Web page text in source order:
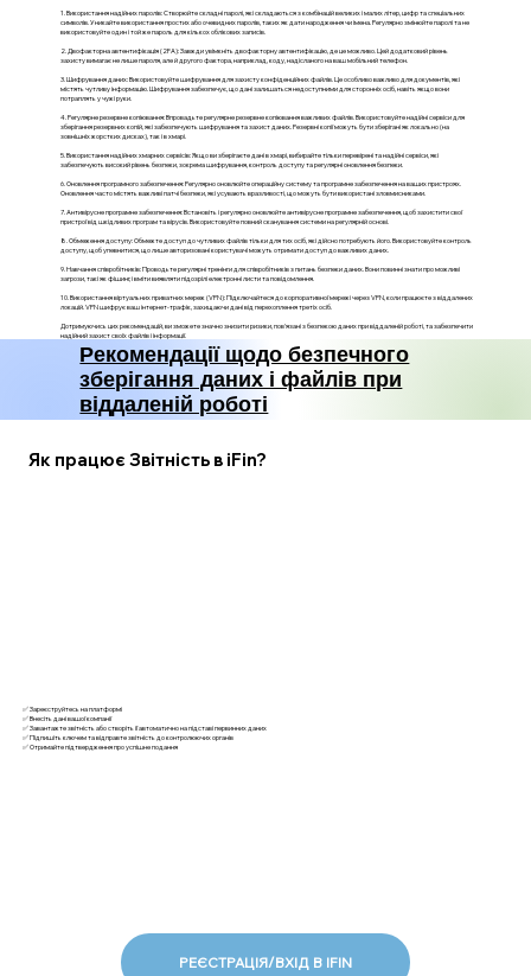
1. Використання надійних паролів: Створюйте складні паролі, які складаються з комбінацій великих і малих літер, цифр та спеціальних
символів. Уникайте використання простих або очевидних паролів, таких як дати народження чи імена. Регулярно змінюйте паролі та не
використовуйте один і той же пароль для кількох облікових записів.
2. Двофакторна автентифікація (2FA): Завжди увімкніть двофакторну автентифікацію, де це можливо. Цей додатковий рівень
захисту вимагає не лише пароля, але й другого фактора, наприклад, коду, надісланого на ваш мобільний телефон.
3. Шифрування даних: Використовуйте шифрування для захисту конфіденційних файлів. Це особливо важливо для документів, які
містять чутливу інформацію. Шифрування забезпечує, що дані залишаться недоступними для сторонніх осіб, навіть якщо вони
потраплять у чужі руки.
4. Регулярне резервне копіювання: Впровадьте регулярне резервне копіювання важливих файлів. Використовуйте надійні сервіси для
зберігання резервних копій, які забезпечують шифрування та захист даних. Резервні копії можуть бути зберігані як локально (на
зовнішніх жорстких дисках), так і в хмарі.
5. Використання надійних хмарних сервісів: Якщо ви зберігаєте дані в хмарі, вибирайте тільки перевірені та надійні сервіси, які
забезпечують високий рівень безпеки, зокрема шифрування, контроль доступу та регулярні оновлення безпеки.
6. Оновлення програмного забезпечення: Регулярно оновлюйте операційну систему та програмне забезпечення на ваших пристроях.
Оновлення часто містять важливі патчі безпеки, які усувають вразливості, що можуть бути використані зловмисниками.
7. Антивірусне програмне забезпечення: Встановіть і регулярно оновлюйте антивірусне програмне забезпечення, щоб захистити свої
пристрої від шкідливих програм та вірусів. Використовуйте повний сканування системи на регулярній основі.
8. Обмеження доступу: Обмежте доступ до чутливих файлів тільки для тих осіб, які дійсно потребують його. Використовуйте контроль
доступу, щоб упевнитися, що лише авторизовані користувачі можуть отримати доступ до важливих даних.
9. Навчання співробітників: Проводьте регулярні тренінги для співробітників з питань безпеки даних. Вони повинні знати про можливі
загрози, такі як фішинг, і вміти виявляти підозрілі електронні листи та повідомлення.
10. Використання віртуальних приватних мереж (VPN): Підключайтеся до корпоративної мережі через VPN, коли працюєте з віддалених
локацій. VPN шифрує ваш інтернет-трафік, захищаючи дані від перехоплення третіх осіб.
Дотримуючись цих рекомендацій, ви зможете значно знизити ризики, пов'язані з безпекою даних при віддаленій роботі, та забезпечити
надійний захист своїх файлів і інформації.
Рекомендації щодо безпечного
зберігання даних і файлів при
віддаленій роботі
Як працює Звітність в iFin?
✅ Зареєструйтесь на платформі
✅ Внесіть дані вашої компанії
✅ Завантажте звітність або створіть її автоматично на підставі первинних даних
✅ Підпишіть ключем та відправте звітність до контролюючих органів
✅ Отримайте підтвердження про успішне подання
РЕЄСТРАЦІЯ/ВХІД В IFIN